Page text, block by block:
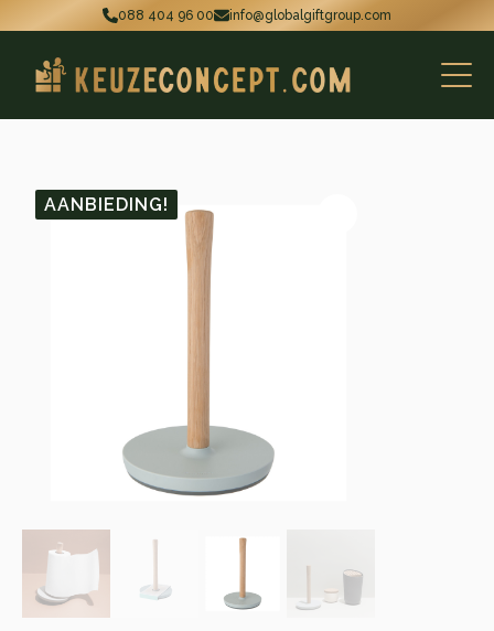
088 404 96 00 info@globalgiftgroup.com
AANBIEDING!